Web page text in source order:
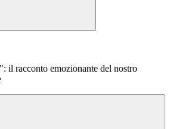
il racconto emozionante del nostro